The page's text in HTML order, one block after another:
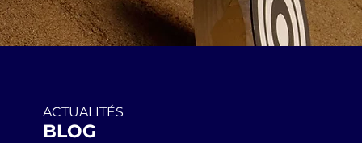
ACTUALITÉS
BLOG